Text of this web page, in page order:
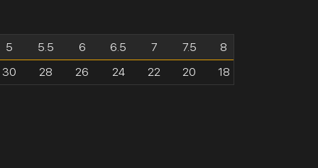
5
30
5.5
28
6
26
6.5
24
7
22
7.5
20
8
18